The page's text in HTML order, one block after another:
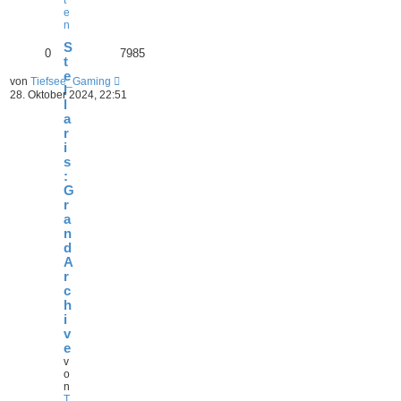
e
n
S
t
e
l
a
r
i
s
:
G
r
a
n
d
A
r
c
h
i
v
e
v
o
n
0 7985
von Tiefsee_Gaming
28. Oktober 2024, 22:51